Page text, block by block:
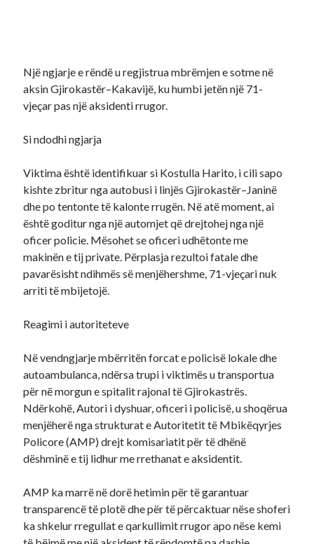
Një ngjarje e rëndë u regjistrua mbrëmjen e sotme në
aksin Gjirokastër–Kakavijë, ku humbi jetën një 71-
vjeçar pas një aksidenti rrugor.
Si ndodhi ngjarja
Viktima është identifikuar si Kostulla Harito, i cili sapo
kishte zbritur nga autobusi i linjës Gjirokastër–Janinë
dhe po tentonte të kalonte rrugën. Në atë moment, ai
është goditur nga një automjet që drejtohej nga një
oficer policie. Mësohet se oficeri udhëtonte me
makinën e tij private. Përplasja rezultoi fatale dhe
pavarësisht ndihmës së menjëhershme, 71-vjeçari nuk
arriti të mbijetojë.
Reagimi i autoriteteve
Në vendngjarje mbërritën forcat e policisë lokale dhe
autoambulanca, ndërsa trupi i viktimës u transportua
për në morgun e spitalit rajonal të Gjirokastrës.
Ndërkohë, Autori i dyshuar, oficeri i policisë, u shoqërua
menjëherë nga strukturat e Autoritetit të Mbikëqyrjes
Policore (AMP) drejt komisariatit për të dhënë
dëshminë e tij lidhur me rrethanat e aksidentit.
AMP ka marrë në dorë hetimin për të garantuar
transparencë të plotë dhe për të përcaktuar nëse shoferi
ka shkelur rregullat e qarkullimit rrugor apo nëse kemi